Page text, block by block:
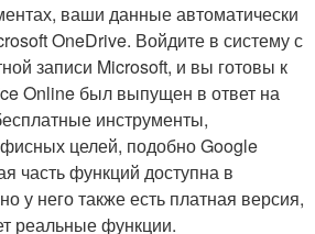
ваши данные автоматически
OneDrive. Войдите в систему с
записи Microsoft, и вы готовы к
Online был выпущен в ответ на
инструменты,
целей, подобно Google
часть функций доступна в
у него также есть платная версия,
реальные функции.